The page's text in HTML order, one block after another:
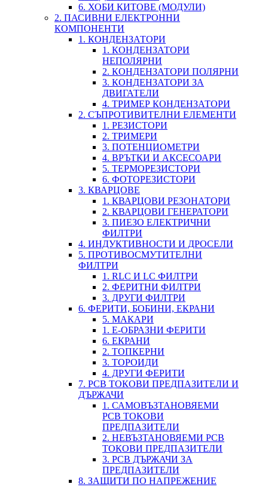
6. ХОБИ КИТОВЕ (МОДУЛИ)
2. ПАСИВНИ ЕЛЕКТРОННИ
КОМПОНЕНТИ
1. КОНДЕНЗАТОРИ
1. КОНДЕНЗАТОРИ
НЕПОЛЯРНИ
2. КОНДЕНЗАТОРИ ПОЛЯРНИ
3. КОНДЕНЗАТОРИ ЗА
ДВИГАТЕЛИ
4. ТРИМЕР КОНДЕНЗАТОРИ
2. СЪПРОТИВИТЕЛНИ ЕЛЕМЕНТИ
1. РЕЗИСТОРИ
2. ТРИМЕРИ
3. ПОТЕНЦИОМЕТРИ
4. ВРЪТКИ И АКСЕСОАРИ
5. ТЕРМОРЕЗИСТОРИ
6. ФОТОРЕЗИСТОРИ
3. КВАРЦОВЕ
1. КВАРЦОВИ РЕЗОНАТОРИ
2. КВАРЦОВИ ГЕНЕРАТОРИ
3. ПИЕЗО ЕЛЕКТРИЧНИ
ФИЛТРИ
4. ИНДУКТИВНОСТИ И ДРОСЕЛИ
5. ПРОТИВОСМУТИТЕЛНИ
ФИЛТРИ
1. RLC И LC ФИЛТРИ
2. ФЕРИТНИ ФИЛТРИ
3. ДРУГИ ФИЛТРИ
6. ФЕРИТИ, БОБИНИ, ЕКРАНИ
5. МАКАРИ
1. Е-ОБРАЗНИ ФЕРИТИ
6. ЕКРАНИ
2. ТОПКЕРНИ
3. ТОРОИДИ
4. ДРУГИ ФЕРИТИ
7. PCB ТОКОВИ ПРЕДПАЗИТЕЛИ И
ДЪРЖАЧИ
1. САМОВЪЗТАНОВЯЕМИ
PCB ТОКОВИ
ПРЕДПАЗИТЕЛИ
2. НЕВЪЗТАНОВЯЕМИ PCB
ТОКОВИ ПРЕДПАЗИТЕЛИ
3. PCB ДЪРЖАЧИ ЗА
ПРЕДПАЗИТЕЛИ
8. ЗАЩИТИ ПО НАПРЕЖЕНИЕ